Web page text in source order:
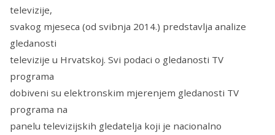
televizije,
svakog mjeseca (od svibnja 2014.) predstavlja analize
gledanosti
televizije u Hrvatskoj. Svi podaci o gledanosti TV
programa
dobiveni su elektronskim mjerenjem gledanosti TV
programa na
panelu televizijskih gledatelja koji je nacionalno